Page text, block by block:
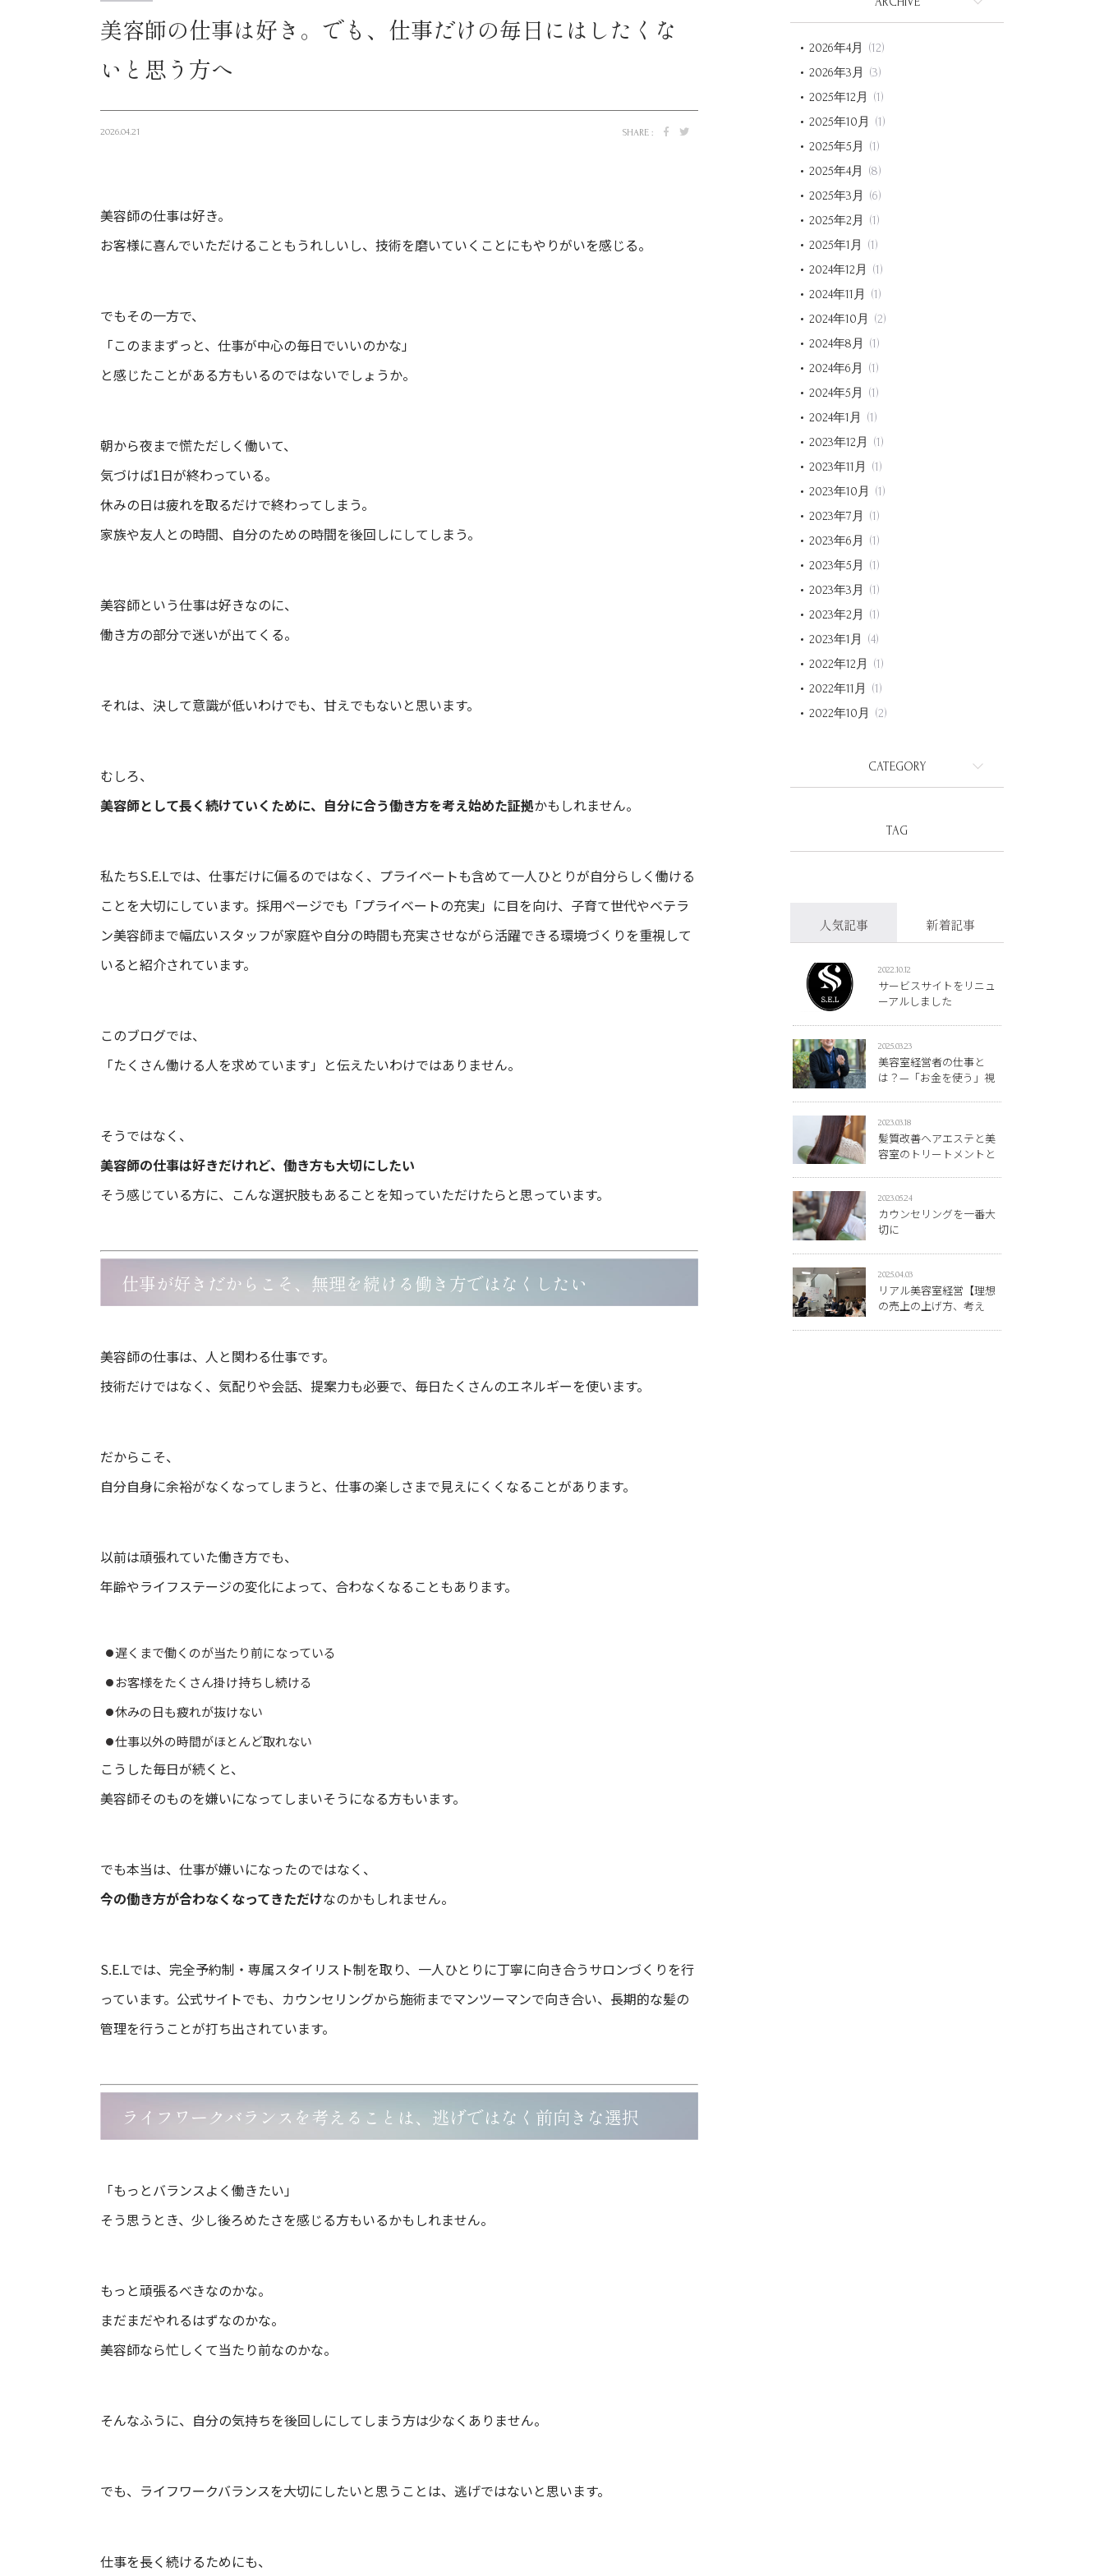
美容師の仕事は好き。でも、仕事だけの毎日にはしたくな
いと思う方へ
2026.04.21 SHARE :
美容師の仕事は好き。
お客様に喜んでいただけることもうれしいし、技術を磨いていくことにもやりがいを感じる。
でもその一方で、
「このままずっと、仕事が中心の毎日でいいのかな」
と感じたことがある方もいるのではないでしょうか。
朝から夜まで慌ただしく働いて、
気づけば1日が終わっている。
休みの日は疲れを取るだけで終わってしまう。
家族や友人との時間、自分のための時間を後回しにしてしまう。
美容師という仕事は好きなのに、
働き方の部分で迷いが出てくる。
それは、決して意識が低いわけでも、甘えでもないと思います。
むしろ、
美容師として長く続けていくために、自分に合う働き方を考え始めた証拠かもしれません。
私たちS.E.Lでは、仕事だけに偏るのではなく、プライベートも含めて一人ひとりが自分らしく働ける
ことを大切にしています。採用ページでも「プライベートの充実」に目を向け、子育て世代やベテラ
ン美容師まで幅広いスタッフが家庭や自分の時間も充実させながら活躍できる環境づくりを重視して
いると紹介されています。
このブログでは、
「たくさん働ける人を求めています」と伝えたいわけではありません。
そうではなく、
美容師の仕事は好きだけれど、働き方も大切にしたい
そう感じている方に、こんな選択肢もあることを知っていただけたらと思っています。
仕事が好きだからこそ、無理を続ける働き方ではなくしたい
美容師の仕事は、人と関わる仕事です。
技術だけではなく、気配りや会話、提案力も必要で、毎日たくさんのエネルギーを使います。
だからこそ、
自分自身に余裕がなくなってしまうと、仕事の楽しさまで見えにくくなることがあります。
以前は頑張れていた働き方でも、
年齢やライフステージの変化によって、合わなくなることもあります。
遅くまで働くのが当たり前になっている
お客様をたくさん掛け持ちし続ける
休みの日も疲れが抜けない
仕事以外の時間がほとんど取れない
こうした毎日が続くと、
美容師そのものを嫌いになってしまいそうになる方もいます。
でも本当は、仕事が嫌いになったのではなく、
今の働き方が合わなくなってきただけなのかもしれません。
S.E.Lでは、完全予約制・専属スタイリスト制を取り、一人ひとりに丁寧に向き合うサロンづくりを行
っています。公式サイトでも、カウンセリングから施術までマンツーマンで向き合い、長期的な髪の
管理を行うことが打ち出されています。
ライフワークバランスを考えることは、逃げではなく前向きな選択
「もっとバランスよく働きたい」
そう思うとき、少し後ろめたさを感じる方もいるかもしれません。
もっと頑張るべきなのかな。
まだまだやれるはずなのかな。
美容師なら忙しくて当たり前なのかな。
そんなふうに、自分の気持ちを後回しにしてしまう方は少なくありません。
でも、ライフワークバランスを大切にしたいと思うことは、逃げではないと思います。
仕事を長く続けるためにも、
2026年4月
(12)
2026年3月
(3)
2025年12月
(1)
2025年10月
(1)
2025年5月
(1)
2025年4月
(8)
2025年3月
(6)
2025年2月
(1)
2025年1月
(1)
2024年12月
(1)
2024年11月
(1)
2024年10月
(2)
2024年8月
(1)
2024年6月
(1)
2024年5月
(1)
2024年1月
(1)
2023年12月
(1)
2023年11月
(1)
2023年10月
(1)
2023年7月
(1)
2023年6月
(1)
2023年5月
(1)
2023年3月
(1)
2023年2月
(1)
2023年1月
(4)
2022年12月
(1)
2022年11月
(1)
2022年10月
(2)
CATEGORY
TAG
人気記事 新着記事
2022.10.12
サービスサイトをリニュ
ーアルしました
2025.03.23
美容室経営者の仕事と
は？—「お金を使う」視
2023.03.18
髪質改善ヘアエステと美
容室のトリートメントと
2023.05.24
カウンセリングを一番大
切に
2025.04.03
リアル美容室経営【理想
の売上の上げ方、考え